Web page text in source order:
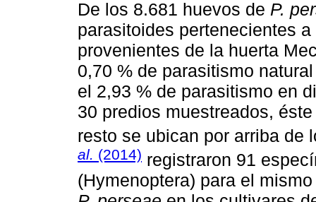
De los 8.681 huevos de P.
parasitoides pertenecientes
provenientes de la huerta
0,70 % de parasitismo
el 2,93 % de parasitismo en
30 predios muestreados,
resto se ubican por arriba de
al. (2014) registraron 91
(Hymenoptera) para el